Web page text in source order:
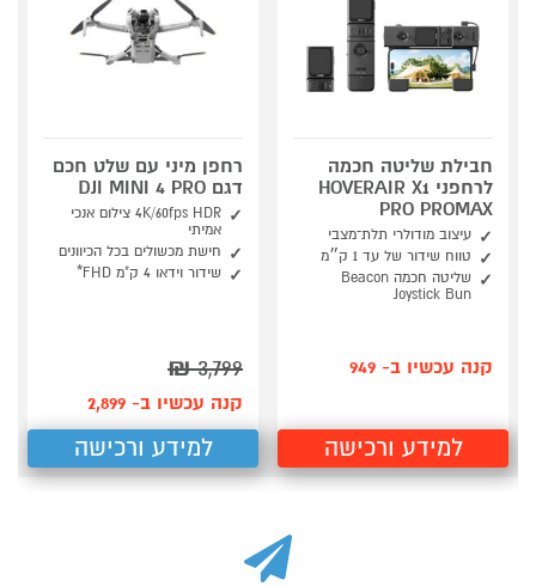
חבילת שליטה חכמה
לרחפני HOVERAIR X1
PRO PROMAX
עיצוב מודולרי תלת־מצבי
טווח שידור של עד 1 ק״מ
שליטה חכמה Beacon
Joystick Bun
קנה עכשיו ב- 949
למידע ורכישה
רחפן מיני עם שלט חכם
דגם DJI MINI 4 PRO
4K/60fps HDR צילום אנכי
אמיתי
חישת מכשולים בכל הכיוונים
שידור וידאו 4 ק"מ FHD*
3,799
₪
קנה עכשיו ב- 2,899
למידע ורכישה